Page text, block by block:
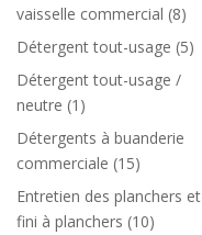
vaisselle commercial (8)
Détergent tout-usage (5)
Détergent tout-usage /
neutre (1)
Détergents à buanderie
commerciale (15)
Entretien des planchers et
fini à planchers (10)